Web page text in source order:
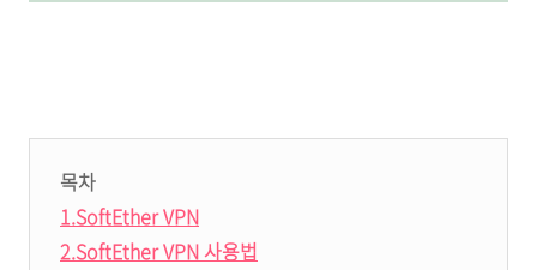
목차
1.SoftEther VPN
2.SoftEther VPN 사용법